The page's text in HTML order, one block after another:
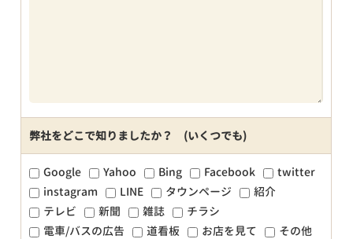
弊社をどこで知りましたか？ (いくつでも)
Google Yahoo Bing Facebook
twitter
instagram
LINE タウンページ
紹介
テレビ
新聞 雑誌
チラシ
電車/バスの広告
道看板 お店を見て その他